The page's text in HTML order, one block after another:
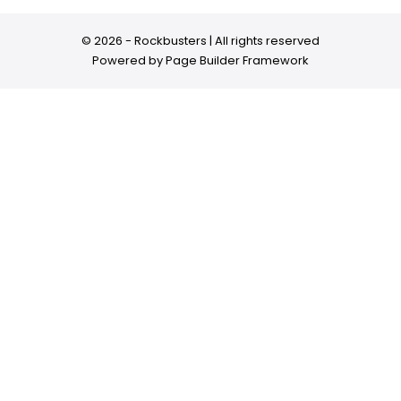
© 2026 - Rockbusters | All rights reserved
Powered byPage Builder Framework